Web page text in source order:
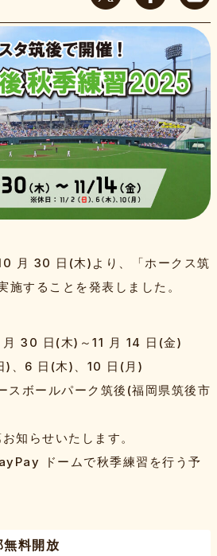
アブック
ル
月 30 日(木)より、「ホークス筑
することを発表しました。
30 日(木)～11 月 14 日(金)
、6 日(木)、10 日(月)
ボールパーク筑後(福岡県筑後市
知らせいたします。
ドームで秋季練習を行う予
無料開放